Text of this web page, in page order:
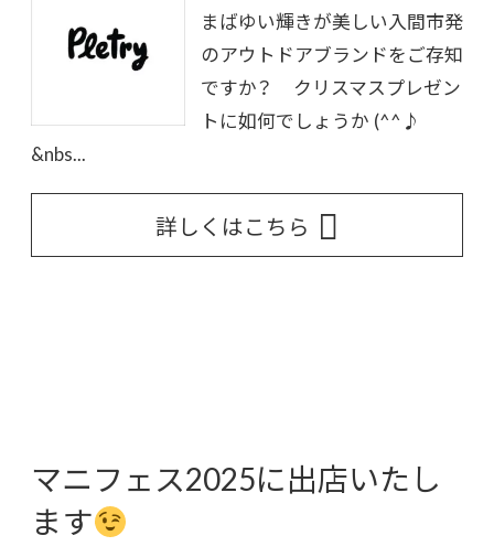
まばゆい輝きが美しい入間市発
のアウトドアブランドをご存知
ですか？ クリスマスプレゼン
トに如何でしょうか (^^♪
&nbs...
詳しくはこちら
マニフェス2025に出店いたし
ます